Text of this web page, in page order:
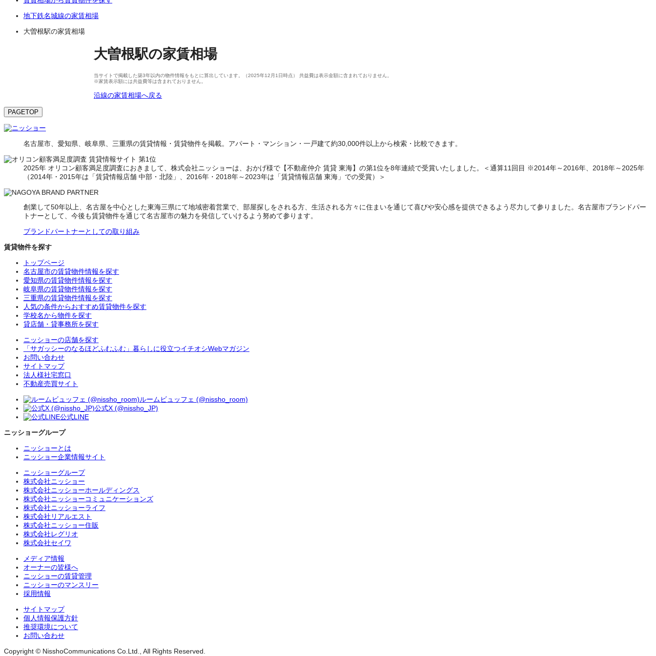
地下鉄名城線の家賃相場
大曽根駅の家賃相場
大曽根駅の家賃相場
当サイトで掲載した築3年以内の物件情報をもとに算出しています。（2025年12月1日時点） 共益費は表示金額に含まれておりません。
※家賃表示額には共益費等は含まれておりません。
沿線の家賃相場へ戻る
PAGETOP
名古屋市、愛知県、岐阜県、三重県の賃貸情報・賃貸物件を掲載。アパート・マンション・一戸建て約30,000件以上から検索・比較できます。
2025年 オリコン顧客満足度調査におきまして、株式会社ニッショーは、おかげ様で【不動産仲介 賃貸 東海】の第1位を8年連続で受賞いたしました。＜通算11回目 ※2014年～2016年、2018年～2025年
（2014年・2015年は「賃貸情報店舗 中部・北陸」、2016年・2018年～2023年は「賃貸情報店舗 東海」での受賞）＞
創業して50年以上、名古屋を中心とした東海三県にて地域密着営業で、部屋探しをされる方、生活される方々に住まいを通じて喜びや安心感を提供できるよう尽力して参りました。名古屋市ブランドパー
トナーとして、今後も賃貸物件を通じて名古屋市の魅力を発信していけるよう努めて参ります。
ブランドパートナーとしての取り組み
賃貸物件を探す
トップページ
名古屋市の賃貸物件情報を探す
愛知県の賃貸物件情報を探す
岐阜県の賃貸物件情報を探す
三重県の賃貸物件情報を探す
人気の条件からおすすめ賃貸物件を探す
学校名から物件を探す
貸店舗・貸事務所を探す
ニッショーの店舗を探す
「サガッシーのなるほどふむふむ」暮らしに役立つイチオシWebマガジン
お問い合わせ
サイトマップ
法人様社宅窓口
不動産売買サイト
ルームビュッフェ (@nissho_room)
公式X (@nissho_JP)
公式LINE
ニッショーグループ
ニッショーとは
ニッショー企業情報サイト
ニッショーグループ
株式会社ニッショー
株式会社ニッショーホールディングス
株式会社ニッショーコミュニケーションズ
株式会社ニッショーライフ
株式会社リアルエスト
株式会社ニッショー住販
株式会社レグリオ
株式会社セイワ
メディア情報
オーナーの皆様へ
ニッショーの賃貸管理
ニッショーのマンスリー
採用情報
サイトマップ
個人情報保護方針
推奨環境について
お問い合わせ
Copyright © NisshoCommunications Co.Ltd., All Rights Reserved.